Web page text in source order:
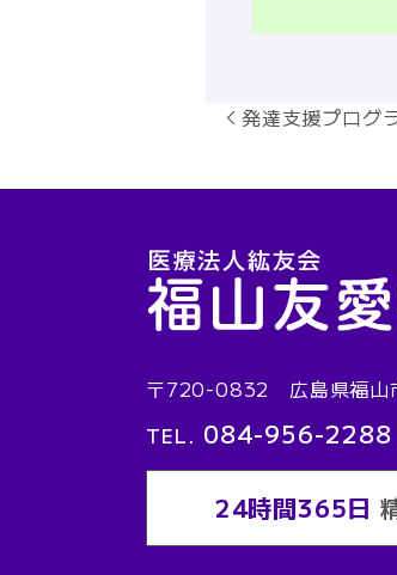
発達支援プログ
〒720-0832 広島県福山
TEL. 084-956-2288
24時間365日